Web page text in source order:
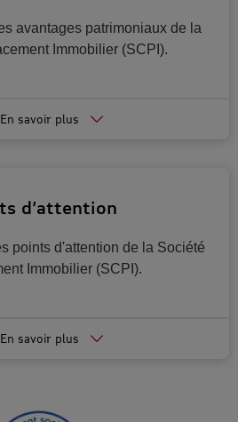
avantages patrimoniaux de la
Immobilier (SCPI).
En savoir plus
d’attention
points d'attention de la Société
Immobilier (SCPI).
En savoir plus